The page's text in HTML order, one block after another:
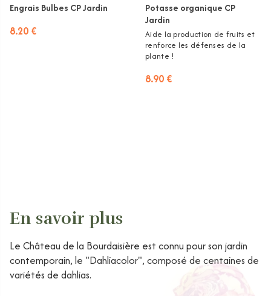
Engrais Bulbes CP Jardin
8.20 €
Potasse organique CP
Jardin
Aide la production de fruits et
renforce les défenses de la
plante !
8.90 €
En savoir plus
Le Château de la Bourdaisière est connu pour son jardin
contemporain, le "Dahliacolor", composé de centaines de
variétés de dahlias.